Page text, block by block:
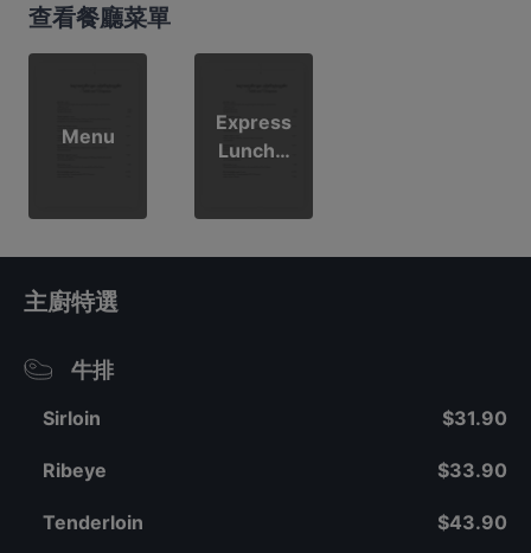
查看餐廳菜單
Menu
Express
Lunch -
主廚特選
牛排
Sirloin $31.90
Ribeye $33.90
Tenderloin $43.90